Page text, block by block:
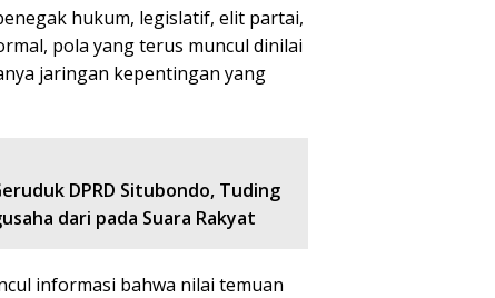
hukum, legislatif, elit partai,
pola yang terus muncul dinilai
jaringan kepentingan yang
DPRD Situbondo, Tuding
dari pada Suara Rakyat
informasi bahwa nilai temuan